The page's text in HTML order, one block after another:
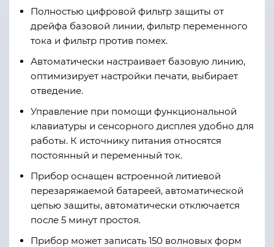
Полностью цифровой фильтр защиты от
дрейфа базовой линии, фильтр переменного
тока и фильтр против помех.
Автоматически настраивает базовую линию,
оптимизирует настройки печати, выбирает
отведение.
Управление при помощи функциональной
клавиатуры и сенсорного дисплея удобно для
работы. К источнику питания относятся
постоянный и переменный ток.
Прибор оснащен встроенной литиевой
перезаряжаемой батареей, автоматической
цепью защиты, автоматически отключается
после 5 минут простоя.
Прибор может записать 150 волновых форм